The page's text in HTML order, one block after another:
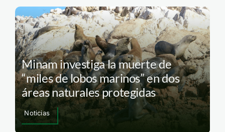
Minam investiga la muerte de
“miles de lobos marinos” en dos
áreas naturales protegidas
Noticias